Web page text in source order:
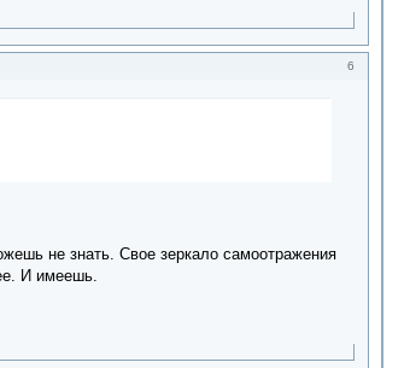
6
не знать. Свое зеркало самоотражения
И имеешь.